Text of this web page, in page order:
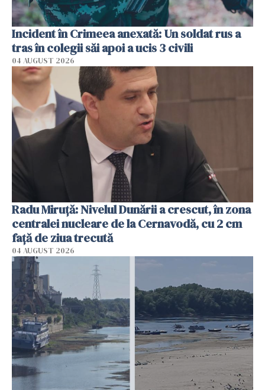
Incident în Crimeea anexată: Un soldat rus a
tras în colegii săi apoi a ucis 3 civili
04 AUGUST 2026
Radu Miruţă: Nivelul Dunării a crescut, în zona
centralei nucleare de la Cernavodă, cu 2 cm
faţă de ziua trecută
04 AUGUST 2026